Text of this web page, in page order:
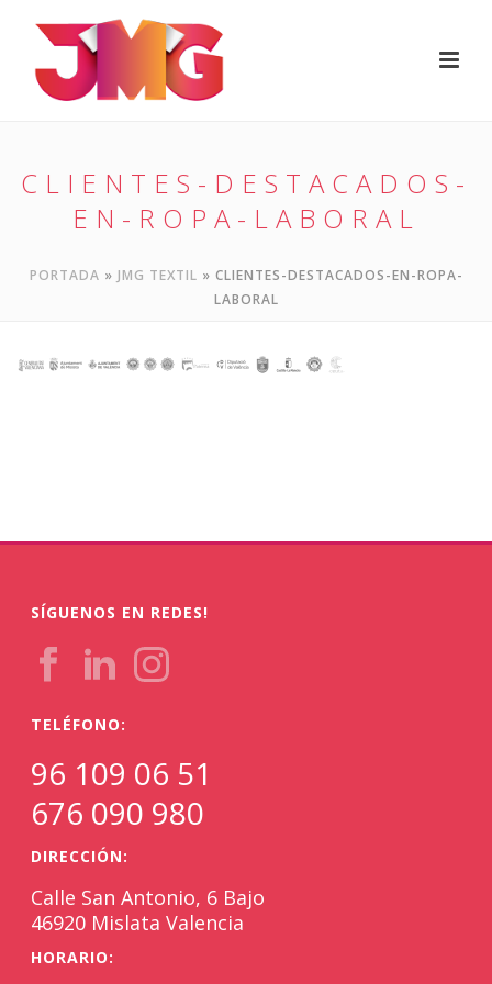
CLIENTES-DESTACADOS-
EN-ROPA-LABORAL
PORTADA » JMG TEXTIL » CLIENTES-DESTACADOS-EN-ROPA-
LABORAL
SÍGUENOS EN REDES!
TELÉFONO:
96 109 06 51
676 090 980
DIRECCIÓN:
Calle San Antonio, 6 Bajo
46920 Mislata Valencia
HORARIO: